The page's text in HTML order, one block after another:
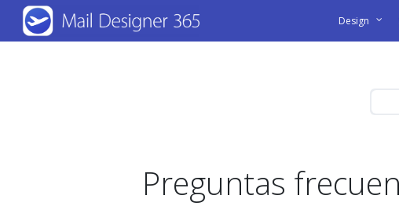
Skip
main
Design
Preguntas